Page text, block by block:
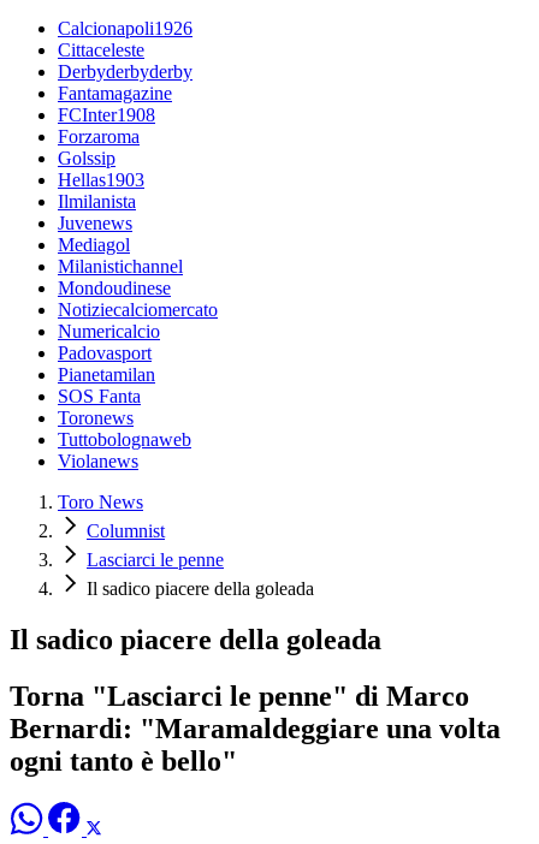
Calcionapoli1926
Cittaceleste
Derbyderbyderby
Fantamagazine
FCInter1908
Forzaroma
Golssip
Hellas1903
Ilmilanista
Juvenews
Mediagol
Milanistichannel
Mondoudinese
Notiziecalciomercato
Numericalcio
Padovasport
Pianetamilan
SOS Fanta
Toronews
Tuttobolognaweb
Violanews
Toro News
Columnist
Lasciarci le penne
Il sadico piacere della goleada
Il sadico piacere della goleada
Torna "Lasciarci le penne" di Marco
Bernardi: "Maramaldeggiare una volta
ogni tanto è bello"